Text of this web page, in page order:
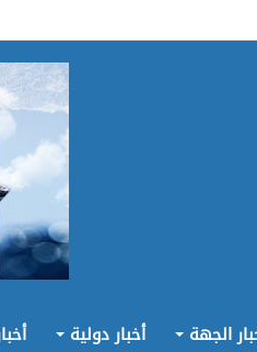
الجهة أخبار دولية